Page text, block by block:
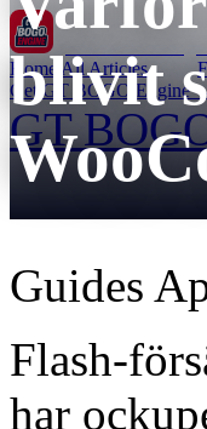
Home All Articles
Get GT BOGO Engine
GT
blivit
Guides
Flash-
har